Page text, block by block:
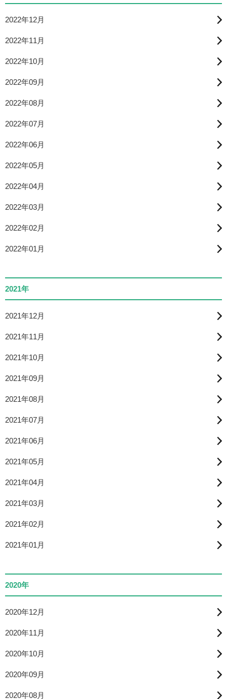
2022年12月
2022年11月
2022年10月
2022年09月
2022年08月
2022年07月
2022年06月
2022年05月
2022年04月
2022年03月
2022年02月
2022年01月
2021年
2021年12月
2021年11月
2021年10月
2021年09月
2021年08月
2021年07月
2021年06月
2021年05月
2021年04月
2021年03月
2021年02月
2021年01月
2020年
2020年12月
2020年11月
2020年10月
2020年09月
2020年08月